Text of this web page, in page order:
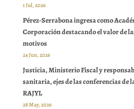
1 Jul, 2026
Pérez-Serrabona ingresa como
Corporación destacando el valor de
motivos
24 Jun, 2026
Justicia, Ministerio Fiscal y
sanitaria, ejes de las conferencias de
RAJYL
28 May, 2026